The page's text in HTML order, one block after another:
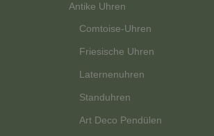
Antike Uhren
Comtoise-Uhren
Friesische Uhren
Laternenuhren
Standuhren
Art Deco Pendülen